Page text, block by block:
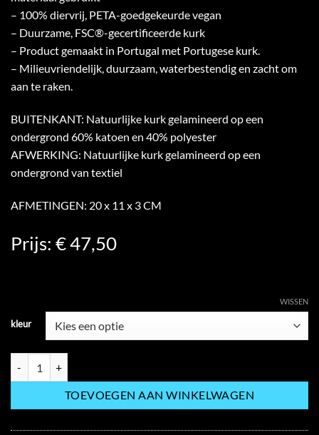
– 100% diervrij, PETA-goedgekeurde vegan
– Duurzame, FSC®-gecertificeerde kurk
– Product gemaakt in Portugal met Portugese kurk.
– Milieuvriendelijk, duurzaam, waterbestendig en zacht om
aan te raken.
BUITENKANT: Natuurlijke kurk gelamineerd op een
ondergrond 60% katoen en 40% polyester
AFWERKING: Natuurlijke kurk gelamineerd op een
ondergrond van textiel
AFMETINGEN: 20 x 11 x 3 CM
Prijs: € 47,50
kleur
WISSEN
TOEVOEGEN AAN WINKELWAGEN